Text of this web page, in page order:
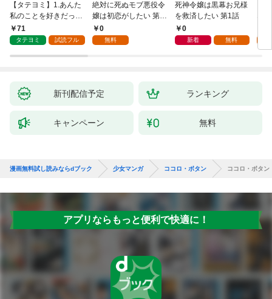
【タテヨミ】1.あんた
私のことを好きだった
の？
71
タテヨミ 試読フル
絶対に死ぬモブ悪役令
嬢は初恋がしたい 第1
話0
無料
死神令嬢は黒幕お兄様
を救済したい 第1話
0
新着 無料
な
新刊配信予定 ランキング
キャンペーン 無料
漫画無料試し読みならdブック 少女マンガ ココロ・ボタン ココロ・ボタン
アプリならもっと便利で快適に！